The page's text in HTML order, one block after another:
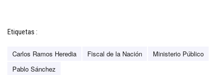
Etiquetas :
Carlos Ramos Heredia Fiscal de la Nación
Ministerio Público
Pablo Sánchez